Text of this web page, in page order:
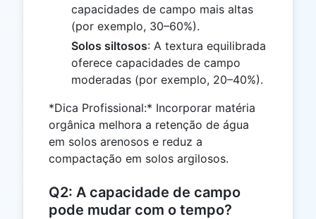
capacidades de campo mais altas
(por exemplo, 30–60%).
Solos siltosos: A textura equilibrada
oferece capacidades de campo
moderadas (por exemplo, 20–40%).
*Dica Profissional:* Incorporar matéria
orgânica melhora a retenção de água
em solos arenosos e reduz a
compactação em solos argilosos.
Q2: A capacidade de campo
pode mudar com o tempo?